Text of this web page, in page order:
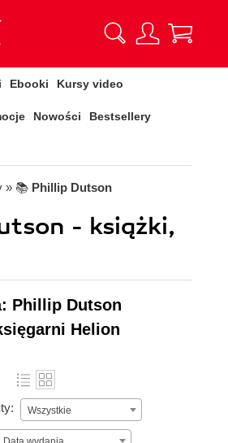
Ebooki Kursy video
Nowości Bestsellery
» 📚 Phillip Dutson
- książki,
Phillip Dutson
Helion
Wszystkie